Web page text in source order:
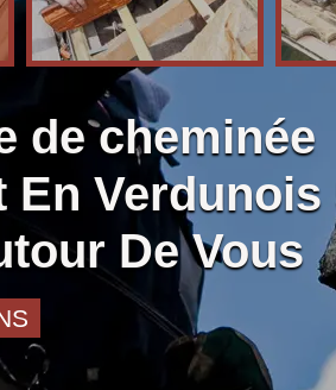
de cheminée
En Verdunois
De Vous